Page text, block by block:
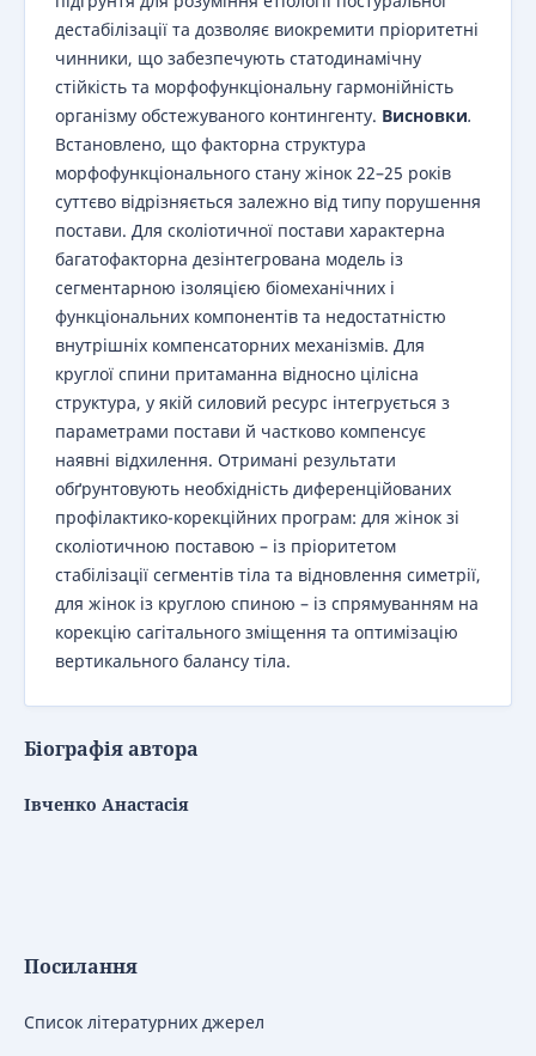
дестабілізації та дозволяє виокремити пріоритетні
чинники, що забезпечують статодинамічну
стійкість та морфофункціональну гармонійність
організму обстежуваного контингенту. Висновки.
Встановлено, що факторна структура
морфофункціонального стану жінок 22–25 років
суттєво відрізняється залежно від типу порушення
постави. Для сколіотичної постави характерна
багатофакторна дезінтегрована модель із
сегментарною ізоляцією біомеханічних і
функціональних компонентів та недостатністю
внутрішніх компенсаторних механізмів. Для
круглої спини притаманна відносно цілісна
структура, у якій силовий ресурс інтегрується з
параметрами постави й частково компенсує
наявні відхилення. Отримані результати
обґрунтовують необхідність диференційованих
профілактико-корекційних програм: для жінок зі
сколіотичною поставою – із пріоритетом
стабілізації сегментів тіла та відновлення симетрії,
для жінок із круглою спиною – із спрямуванням на
корекцію сагітального зміщення та оптимізацію
вертикального балансу тіла.
Біографія автора
Івченко Анастасія
Посилання
Список літературних джерел